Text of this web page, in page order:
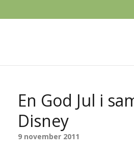
En God Jul i
Disney
9 november 2011